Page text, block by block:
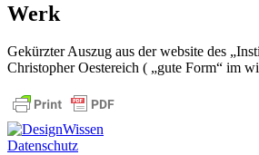
Werk
Gekürzter Auszug aus der website des
Christopher Oestereich ( „gute Form“ im
Datenschutz